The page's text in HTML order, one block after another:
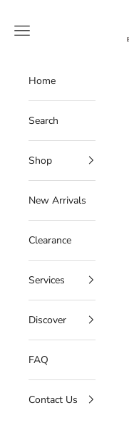
Navigation menu
Home
Search
Shop
New Arrivals
Clearance
Services
Discover
FAQ
Contact Us